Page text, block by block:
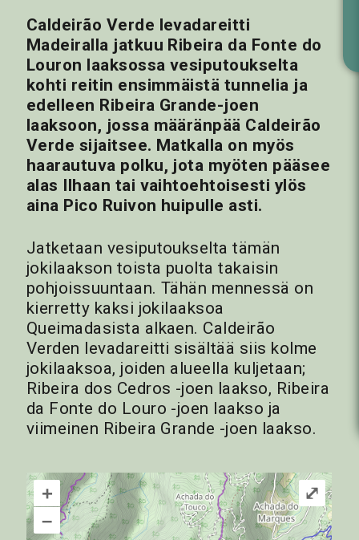
Caldeirão Verde levadareitti
Madeiralla jatkuu Ribeira da Fonte do
Louron laaksossa vesiputoukselta
kohti reitin ensimmäistä tunnelia ja
edelleen Ribeira Grande-joen
laaksoon, jossa määränpää Caldeirão
Verde sijaitsee. Matkalla on myös
haarautuva polku, jota myöten pääsee
alas Ilhaan tai vaihtoehtoisesti ylös
aina Pico Ruivon huipulle asti.
Jatketaan vesiputoukselta tämän
jokilaakson toista puolta takaisin
pohjoissuuntaan. Tähän mennessä on
kierretty kaksi jokilaaksoa
Queimadasista alkaen. Caldeirão
Verden levadareitti sisältää siis kolme
jokilaaksoa, joiden alueella kuljetaan;
Ribeira dos Cedros -joen laakso, Ribeira
da Fonte do Louro -joen laakso ja
viimeinen Ribeira Grande -joen laakso.
+
–
⤢